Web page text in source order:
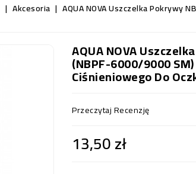
Akcesoria AQUA NOVA Uszczelka Pokrywy
AQUA NOVA
(NBPF-6000/9000
Ciśnieniowego Do
Przeczytaj Recenzję
13,50 zł